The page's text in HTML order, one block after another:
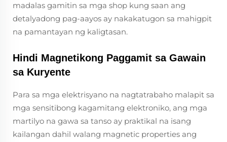
madalas gamitin sa mga shop kung saan ang
detalyadong pag-aayos ay nakakatugon sa mahigpit
na pamantayan ng kaligtasan.
Hindi Magnetikong Paggamit sa Gawain
sa Kuryente
Para sa mga elektrisyano na nagtatrabaho malapit sa
mga sensitibong kagamitang elektroniko, ang mga
martilyo na gawa sa tanso ay praktikal na isang
kailangan dahil walang magnetic properties ang